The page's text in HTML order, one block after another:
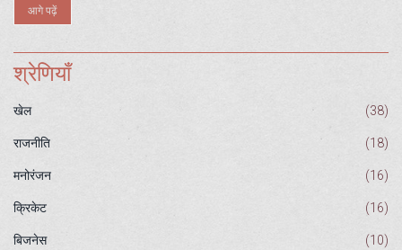
आगे पढ़ें
श्रेणियाँ
खेल (38)
राजनीति (18)
मनोरंजन (16)
क्रिकेट (16)
बिजनेस (10)